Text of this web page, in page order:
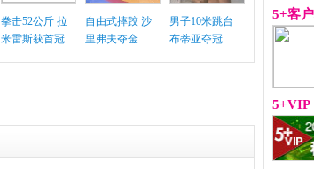
拳击52公斤 拉
米雷斯获首冠
自由式摔跤 沙
里弗夫夺金
男子10米跳台
布蒂亚夺冠
5+客
5+VIP